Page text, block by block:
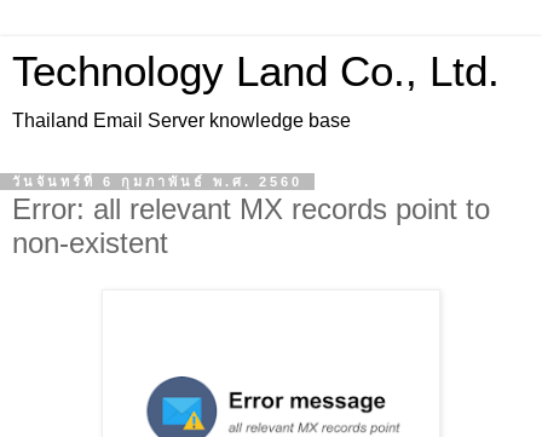
Technology Land Co., Ltd.
Thailand Email Server knowledge base
วันจันทร์ที่ 6 กุมภาพันธ์ พ.ศ. 2560
Error: all relevant MX records point to
non-existent